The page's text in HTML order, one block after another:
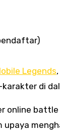
Legends
di
online battle